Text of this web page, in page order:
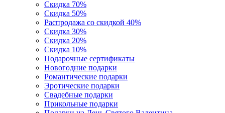
Скидка 70%
Скидка 50%
Распродажа со скидкой 40%
Скидка 30%
Скидка 20%
Скидка 10%
Подарочные сертификаты
Новогодние подарки
Романтические подарки
Эротические подарки
Свадебные подарки
Прикольные подарки